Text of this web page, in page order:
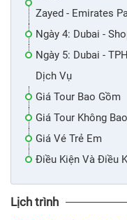
Zayed - Emirates
Ngày 4: Dubai -
Ngày 5: Dubai -
Dịch Vụ
Giá Tour Bao Gồm
Giá Tour Không
Giá Vé Trẻ Em
Điều Kiện Và Điều
Lịch trình